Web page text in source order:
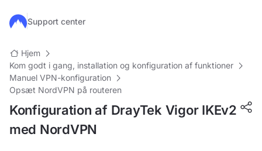
Gå til hovedindhold
Support center
Hjem
Kom godt i gang, installation og konfiguration af funktioner
Manuel VPN-konfiguration
Opsæt NordVPN på routeren
Konfiguration af DrayTek Vigor IKEv2
med NordVPN